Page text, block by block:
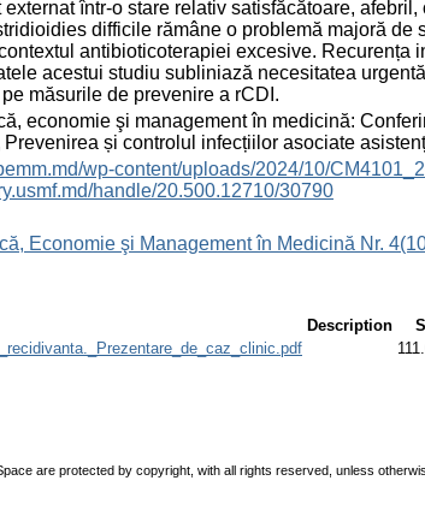
externat într-o stare relativ satisfăcătoare,
difficile rămâne o problemă majoră
antibioticoterapiei excesive. Recurența
acestui studiu subliniază necesitatea
măsurile de prevenire a rCDI.
economie şi management în medicină:
Prevenirea și controlul infecțiilor asociate
wp-content/uploads/2024/10/
handle/20.500.12710/30790
Economie şi Management în Medicină Nr.
Description
are protected by copyright, with all rights reserved, unless